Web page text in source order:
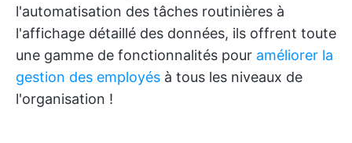
l'automatisation des tâches routinières à
l'affichage détaillé des données, ils offrent toute
une gamme de fonctionnalités pour améliorer la
gestion des employés à tous les niveaux de
l'organisation !